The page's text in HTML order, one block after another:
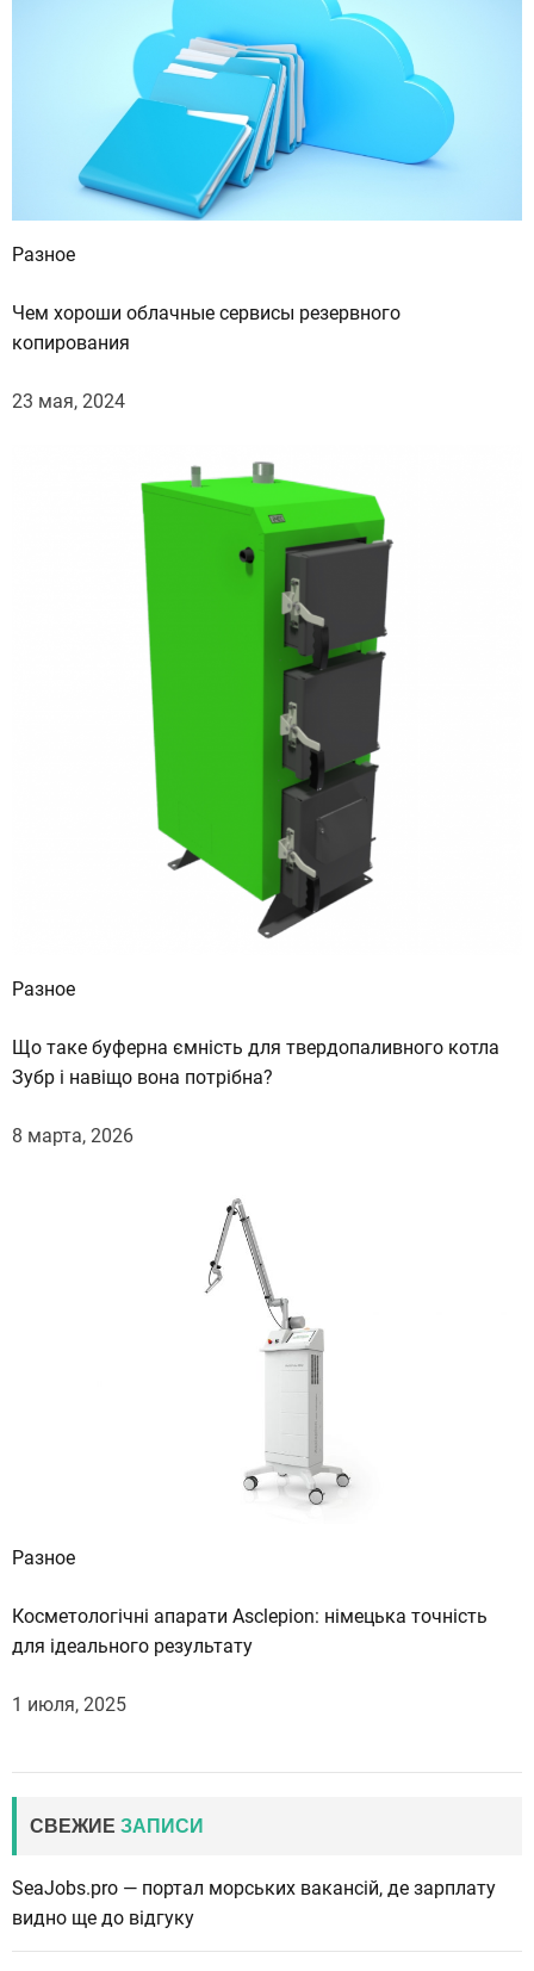
Разное
Чем хороши облачные сервисы резервного
копирования
23 мая, 2024
Разное
Що таке буферна ємність для твердопаливного котла
Зубр і навіщо вона потрібна?
8 марта, 2026
Разное
Косметологічні апарати Asclepion: німецька точність
для ідеального результату
1 июля, 2025
СВЕЖИЕ ЗАПИСИ
SeaJobs.pro — портал морських вакансій, де зарплату
видно ще до відгуку